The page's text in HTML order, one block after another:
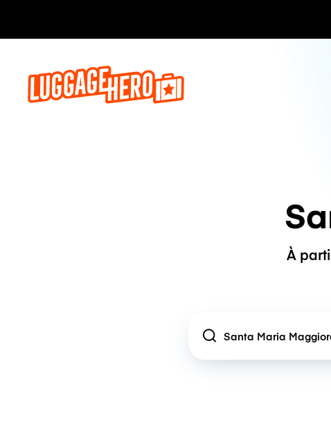
Réservez,
À
Location